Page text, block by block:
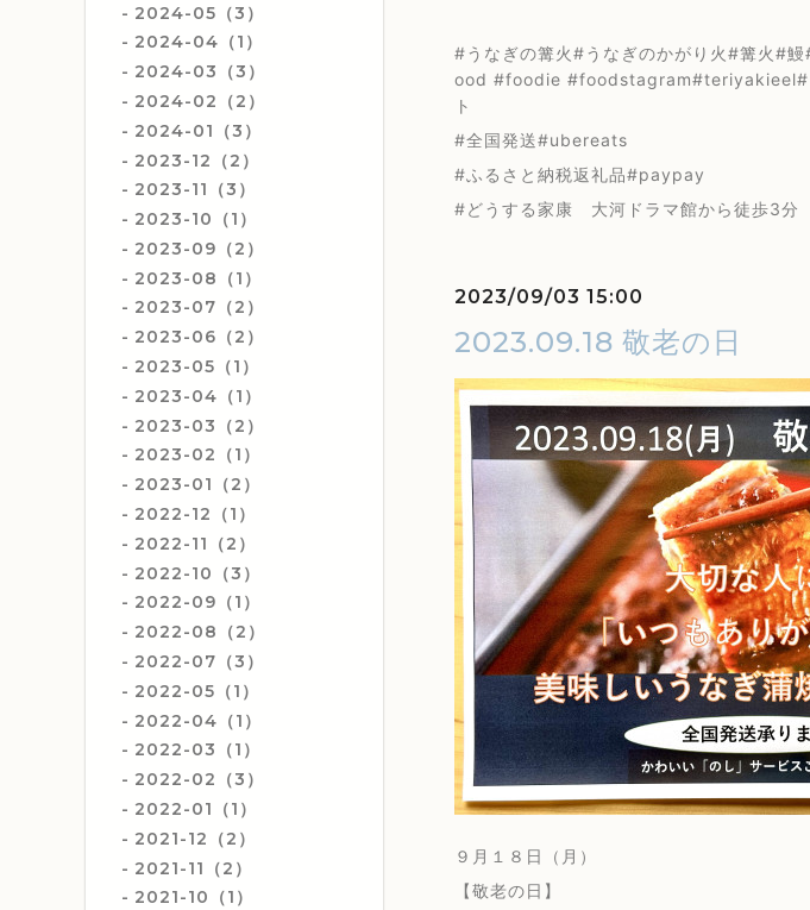
2024-05（3）
2024-04（1）
2024-03（3）
2024-02（2）
2024-01（3）
2023-12（2）
2023-11（3）
2023-10（1）
2023-09（2）
2023-08（1）
2023-07（2）
2023-06（2）
2023-05（1）
2023-04（1）
2023-03（2）
2023-02（1）
2023-01（2）
2022-12（1）
2022-11（2）
2022-10（3）
2022-09（1）
2022-08（2）
2022-07（3）
2022-05（1）
2022-04（1）
2022-03（1）
2022-02（3）
2022-01（1）
2021-12（2）
2021-11（2）
2021-10（1）
#うなぎの篝火#うなぎのかがり火#篝火#
ood #foodie #foodstagram#teriyakieel#
ト
#全国発送#ubereats
#ふるさと納税返礼品#paypay
#どうする家康 大河ドラマ館から徒歩3分
2023/09/03 15:00
2023.09.18 敬老の日
９月１８日（月）
【敬老の日】